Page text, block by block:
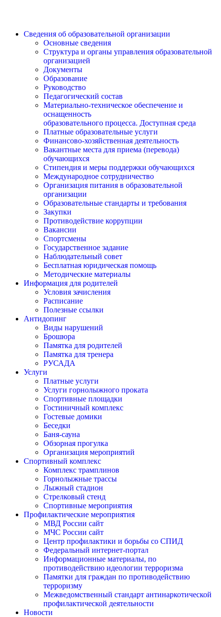
Сведения об образовательной организации
Основные сведения
Структура и органы управления образовательной
организацией
Документы
Образование
Руководство
Педагогический состав
Материально-техническое обеспечение и
оснащенность
образовательного процесса. Доступная среда
Платные образовательные услуги
Финансово-хозяйственная деятельность
Вакантные места для приема (перевода)
обучающихся
Стипендия и меры поддержки обучающихся
Международное сотрудничество
Организация питания в образовательной
организации
Образовательные стандарты и требования
Закупки
Противодействие коррупции
Вакансии
Спортсмены
Государственное задание
Наблюдательный совет
Бесплатная юридическая помощь
Методические материалы
Информация для родителей
Условия зачисления
Расписание
Полезные ссылки
Антидопинг
Виды нарушений
Брошюра
Памятка для родителей
Памятка для тренера
РУСАДА
Услуги
Платные услуги
Услуги горнолыжного проката
Спортивные площадки
Гостиничный комплекс
Гостевые домики
Беседки
Баня-сауна
Обзорная прогулка
Организация мероприятий
Спортивный комплекс
Комплекс трамплинов
Горнолыжные трассы
Лыжный стадион
Стрелковый стенд
Спортивные мероприятия
Профилактические мероприятия
МВД России сайт
МЧС России сайт
Центр профилактики и борьбы со СПИД
Федеральный интернет-портал
Информационные материалы, по
противодействию идеологии терроризма
Памятки для граждан по противодействию
терроризму
Межведомственный стандарт антинаркотической
профилактической деятельности
Новости